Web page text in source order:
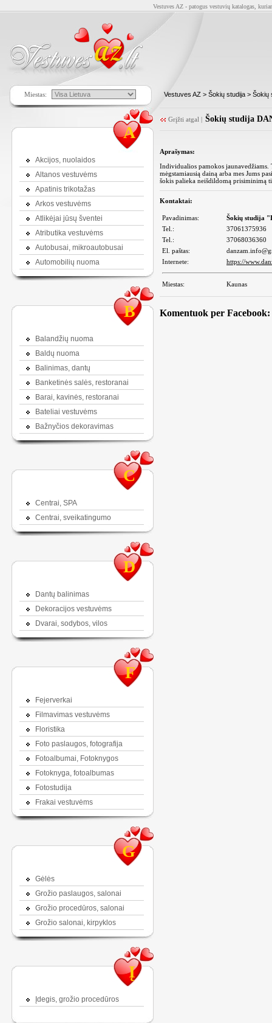
Vestuves AZ - patogus vestuvių katalogas,
Miestas: Vestuves AZ > Šokių studija > Šokių
A
Akcijos, nuolaidos
Altanos vestuvėms
Apatinis trikotažas
Arkos vestuvėms
Atlikėjai jūsų šventei
Atributika vestuvėms
Autobusai, mikroautobusai
Automobilių nuoma
B
Balandžių nuoma
Baldų nuoma
Balinimas, dantų
Banketinės salės, restoranai
Barai, kavinės, restoranai
Bateliai vestuvėms
Bažnyčios dekoravimas
C
Centrai, SPA
Centrai, sveikatingumo
D
Dantų balinimas
Dekoracijos vestuvėms
Dvarai, sodybos, vilos
F
Fejerverkai
Filmavimas vestuvėms
Floristika
Foto paslaugos, fotografija
Fotoalbumai, Fotoknygos
Fotoknyga, fotoalbumas
Fotostudija
Frakai vestuvėms
G
Gėlės
Grožio paslaugos, salonai
Grožio procedūros, salonai
Grožio salonai, kirpyklos
Į
Įdegis, grožio procedūros
Grįžti atgal | Šokių studija
Aprašymas:
Individualios pamokos jaunavedžiams.
mėgstamiausią dainą arba mes Jums
šokis palieka neišdildomą prisiminimą
Kontaktai:
Pavadinimas:
Šokių studija
Tel.:
37061375936
Tel.:
37068036360
El. paštas:
Internete:
https://
Miestas: Kaunas
Komentuok per Facebook: